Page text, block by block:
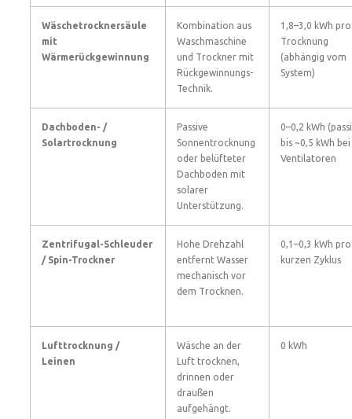
Wäschetrocknersäule
mit
Wärmerückgewinnung
Kombination aus
Waschmaschine
und Trockner mit
Rückgewinnungs-
Technik.
1,8–3,0 kWh pro
Trocknung
(abhängig vom
System)
Dachboden- /
Solartrocknung
Passive
Sonnentrocknung
oder belüfteter
Dachboden mit
solarer
Unterstützung.
0–0,2 kWh
bis ~0,5 kWh bei
Ventilatoren
Zentrifugal-Schleuder
/ Spin-Trockner
Hohe Drehzahl
entfernt Wasser
mechanisch vor
dem Trocknen.
0,1–0,3 kWh pro
kurzen Zyklus
Lufttrocknung /
Leinen
Wäsche an der
Luft trocknen,
drinnen oder
draußen
aufgehängt.
0 kWh